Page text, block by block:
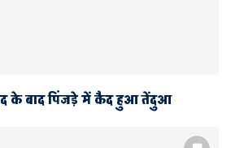
के बाद पिंजड़े में कैद हुआ तेंदुआ